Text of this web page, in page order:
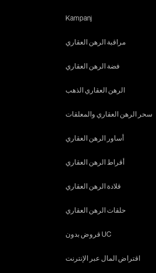
Kampanj
مراقبة الرهن العقاري
فضة الرهن العقاري
الرهن العقاري الذهب
سحر الرهن العقاري والمعلقات
أساور الرهن العقاري
أقراط الرهن العقاري
قلادة الرهن العقاري
حلقات الرهن العقاري
قروض بدون UC
اقتراض المال عبر الإنترنت